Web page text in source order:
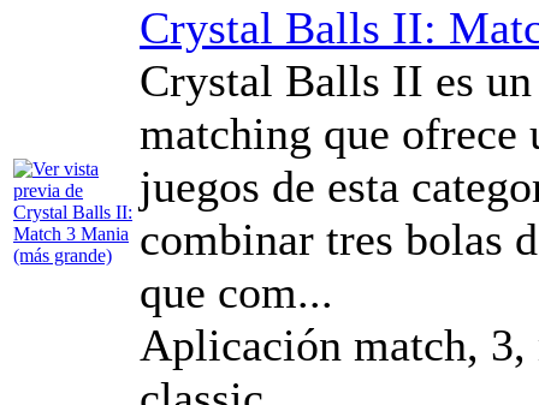
Crystal Balls II:
Crystal Balls II es
matching que ofrece
juegos de esta
combinar tres bolas
que com...
Aplicación match, 3,